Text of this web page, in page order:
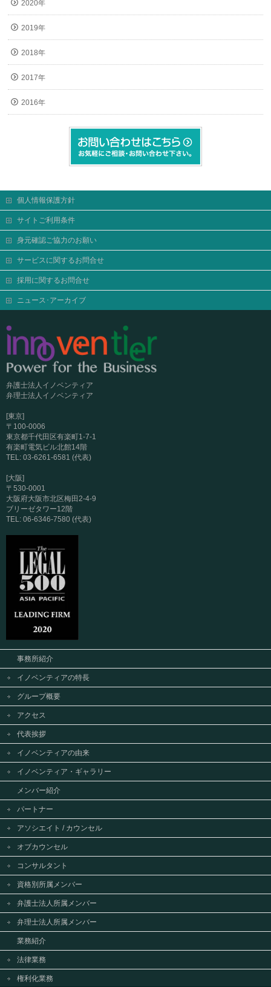
2020年
2019年
2018年
2017年
2016年
個人情報保護方針
サイトご利用条件
身元確認ご協力のお願い
サービスに関するお問合せ
採用に関するお問合せ
ニュース･アーカイブ
弁護士法人イノベンティア
弁理士法人イノベンティア
[東京]
〒100-0006
東京都千代田区有楽町1-7-1
有楽町電気ビル北館14階
TEL: 03-6261-6581 (代表)
[大阪]
〒530-0001
大阪府大阪市北区梅田2-4-9
ブリーゼタワー12階
TEL: 06-6346-7580 (代表)
事務所紹介
イノベンティアの特長
グループ概要
アクセス
代表挨拶
イノベンティアの由来
イノベンティア・ギャラリー
メンバー紹介
パートナー
アソシエイト / カウンセル
オブカウンセル
コンサルタント
資格別所属メンバー
弁護士法人所属メンバー
弁理士法人所属メンバー
業務紹介
法律業務
権利化業務